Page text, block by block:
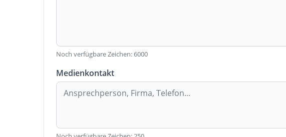
Noch verfügbare Zeichen:6000
Medienkontakt